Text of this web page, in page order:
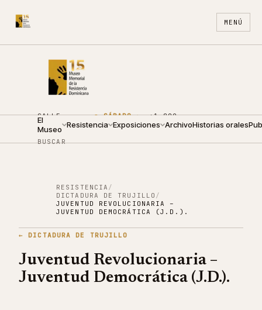
MENÚ
CALLE
ARZOBISPO
NOUEL 210
●SÁBADO ·
10:00 —
+1 809
688
ES EN
El
Museo Resistencia Exposiciones ArchivoHistorias orales
BUSCAR
RESISTENCIA /
DICTADURA DE TRUJILLO /
JUVENTUD REVOLUCIONARIA –
JUVENTUD DEMOCRÁTICA (J.D.).
← DICTADURA DE TRUJILLO
Juventud Revolucionaria –
Juventud Democrática (J.D.).